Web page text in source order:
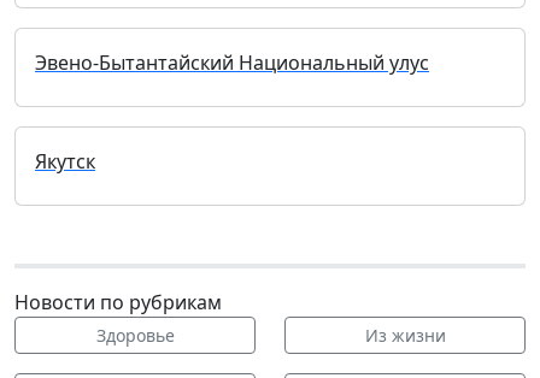
Эвено-Бытантайский Национальный улус
Якутск
Новости по рубрикам
Здоровье Из жизни